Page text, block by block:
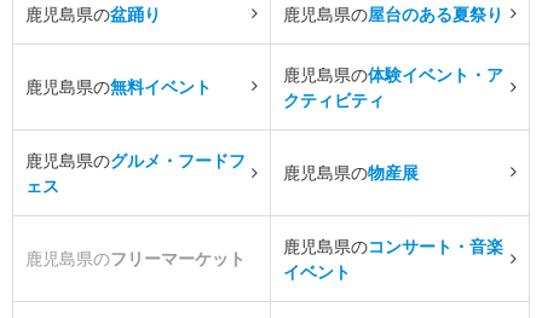
鹿児島県の盆踊り 鹿児島県の屋台のある夏祭り
鹿児島県の無料イベント
鹿児島県の体験イベント・ア
クティビティ
鹿児島県のグルメ・フードフ
ェス
鹿児島県の物産展
鹿児島県のフリーマーケット
鹿児島県のコンサート・音楽
イベント